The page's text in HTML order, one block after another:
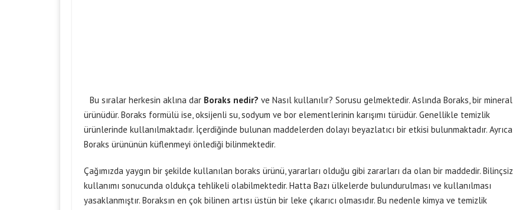
Bu sıralar herkesin aklına dar Boraks nedir? ve Nasıl kullanılır? Sorusu gelmektedir. Aslında Boraks, bir mineral
ürünüdür. Boraks formülü ise, oksijenli su, sodyum ve bor elementlerinin karışımı türüdür. Genellikle temizlik
ürünlerinde kullanılmaktadır. İçerdiğinde bulunan maddelerden dolayı beyazlatıcı bir etkisi bulunmaktadır. Ayrıca
Boraks ürününün küflenmeyi önlediği bilinmektedir.
Çağımızda yaygın bir şekilde kullanılan boraks ürünü, yararları olduğu gibi zararları da olan bir maddedir. Bilinçsiz
kullanımı sonucunda oldukça tehlikeli olabilmektedir. Hatta Bazı ülkelerde bulundurulması ve kullanılması
yasaklanmıştır. Boraksın en çok bilinen artısı üstün bir leke çıkarıcı olmasıdır. Bu nedenle kimya ve temizlik